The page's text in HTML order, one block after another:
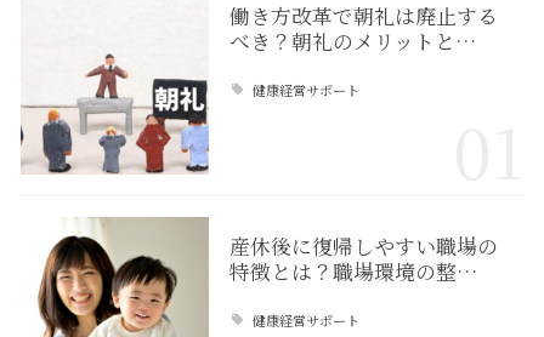
働き方改革で朝礼は廃止する
べき？朝礼のメリットと…
健康経営サポート
産休後に復帰しやすい職場の
特徴とは？職場環境の整…
健康経営サポート